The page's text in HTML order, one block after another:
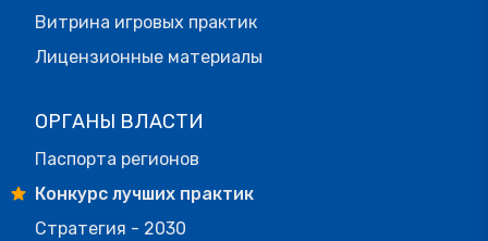
Витрина игровых практик
Лицензионные материалы
ОРГАНЫ ВЛАСТИ
Паспорта регионов
Конкурс лучших практик
Стратегия - 2030